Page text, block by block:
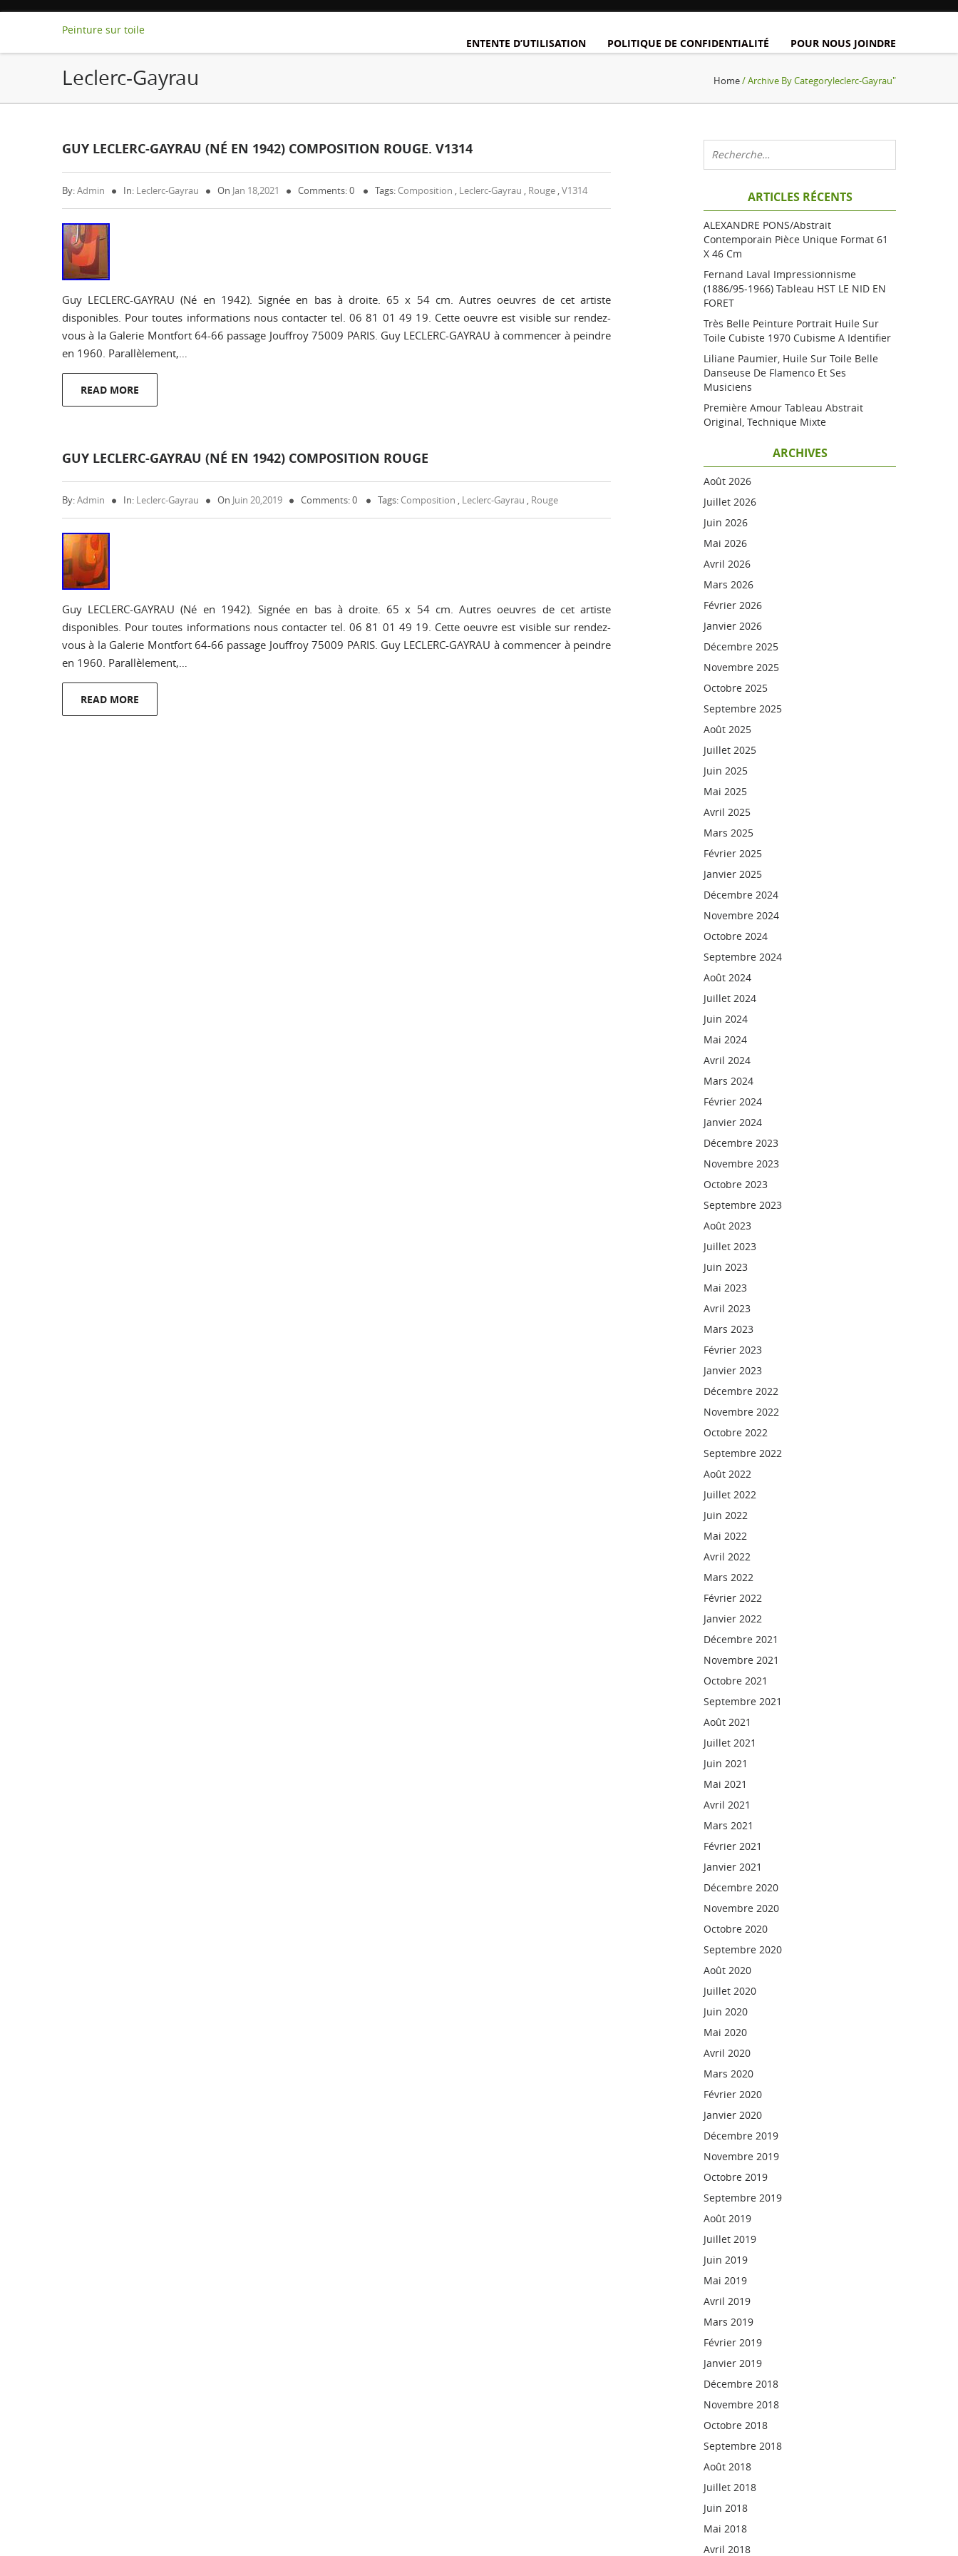
Peinture sur toile
ENTENTE D’UTILISATION
POLITIQUE DE CONFIDENTIALITÉ POUR NOUS JOINDRE
Leclerc-Gayrau Home/ Archive By Categoryleclerc-Gayrau"
GUY LECLERC-GAYRAU (NÉ EN 1942) COMPOSITION ROUGE. V1314
By:Admin In: Leclerc-Gayrau On Jan 18,2021 Comments: 0 Tags: Composition , Leclerc-Gayrau , Rouge ,V1314
Guy LECLERC-GAYRAU (Né en 1942). Signée en bas à droite. 65 x 54 cm. Autres oeuvres de cet artiste
disponibles. Pour toutes informations nous contacter tel. 06 81 01 49 19. Cette oeuvre est visible sur rendez-
vous à la Galerie Montfort 64-66 passage Jouffroy 75009 PARIS. Guy LECLERC-GAYRAU à commencer à peindre
en 1960. Parallèlement,…
READ MORE
GUY LECLERC-GAYRAU (NÉ EN 1942) COMPOSITION ROUGE
By:Admin In: Leclerc-Gayrau On Juin 20,2019 Comments: 0 Tags: Composition , Leclerc-Gayrau , Rouge
Guy LECLERC-GAYRAU (Né en 1942). Signée en bas à droite. 65 x 54 cm. Autres oeuvres de cet artiste
disponibles. Pour toutes informations nous contacter tel. 06 81 01 49 19. Cette oeuvre est visible sur rendez-
vous à la Galerie Montfort 64-66 passage Jouffroy 75009 PARIS. Guy LECLERC-GAYRAU à commencer à peindre
en 1960. Parallèlement,…
READ MORE
ARTICLES RÉCENTS
ALEXANDRE PONS/Abstrait
Contemporain Pièce Unique Format 61
X 46 Cm
Fernand Laval Impressionnisme
(1886/95-1966) Tableau HST LE NID EN
FORET
Très Belle Peinture Portrait Huile Sur
Toile Cubiste 1970 Cubisme A Identifier
Liliane Paumier, Huile Sur Toile Belle
Danseuse De Flamenco Et Ses
Musiciens
Première Amour Tableau Abstrait
Original, Technique Mixte
ARCHIVES
Août 2026
Juillet 2026
Juin 2026
Mai 2026
Avril 2026
Mars 2026
Février 2026
Janvier 2026
Décembre 2025
Novembre 2025
Octobre 2025
Septembre 2025
Août 2025
Juillet 2025
Juin 2025
Mai 2025
Avril 2025
Mars 2025
Février 2025
Janvier 2025
Décembre 2024
Novembre 2024
Octobre 2024
Septembre 2024
Août 2024
Juillet 2024
Juin 2024
Mai 2024
Avril 2024
Mars 2024
Février 2024
Janvier 2024
Décembre 2023
Novembre 2023
Octobre 2023
Septembre 2023
Août 2023
Juillet 2023
Juin 2023
Mai 2023
Avril 2023
Mars 2023
Février 2023
Janvier 2023
Décembre 2022
Novembre 2022
Octobre 2022
Septembre 2022
Août 2022
Juillet 2022
Juin 2022
Mai 2022
Avril 2022
Mars 2022
Février 2022
Janvier 2022
Décembre 2021
Novembre 2021
Octobre 2021
Septembre 2021
Août 2021
Juillet 2021
Juin 2021
Mai 2021
Avril 2021
Mars 2021
Février 2021
Janvier 2021
Décembre 2020
Novembre 2020
Octobre 2020
Septembre 2020
Août 2020
Juillet 2020
Juin 2020
Mai 2020
Avril 2020
Mars 2020
Février 2020
Janvier 2020
Décembre 2019
Novembre 2019
Octobre 2019
Septembre 2019
Août 2019
Juillet 2019
Juin 2019
Mai 2019
Avril 2019
Mars 2019
Février 2019
Janvier 2019
Décembre 2018
Novembre 2018
Octobre 2018
Septembre 2018
Août 2018
Juillet 2018
Juin 2018
Mai 2018
Avril 2018